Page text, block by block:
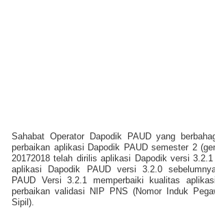
Sahabat Operator Dapodik PAUD yang
perbaikan aplikasi Dapodik PAUD semester 2
20172018 telah dirilis aplikasi Dapodik versi
aplikasi Dapodik PAUD versi 3.2.0
PAUD Versi 3.2.1 memperbaiki kualitas
perbaikan validasi NIP PNS (Nomor Induk
Sipil).